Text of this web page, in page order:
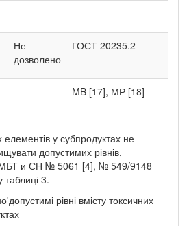
Не
дозволено
ГОСТ 20235.2
MB [17], МР [18]
елементів у субпродуктах не
допустимих рівнів,
и СН № 5061 [4], № 549/9148
3.
рівні вмісту токсичних